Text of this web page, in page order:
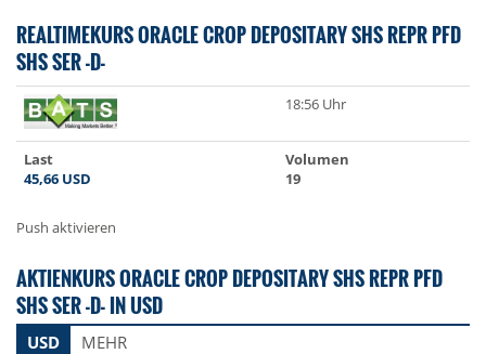
REALTIMEKURS ORACLE CROP DEPOSITARY SHS REPR PFD
SHS SER -D-
18:56 Uhr
Last
45,66 USD
Volumen
19
Push aktivieren
AKTIENKURS ORACLE CROP DEPOSITARY SHS REPR PFD
SHS SER -D- IN USD
USD MEHR